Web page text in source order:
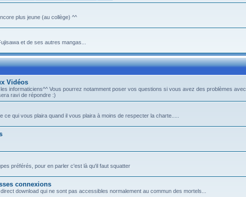
plus jeune (au collège) ^^
et de ses autres mangas...
Vidéos
informaticiens^^ Vous pourrez notamment poser vos questions si vous avez des problèmes avec
ravi de répondre :)
ce qui vous plaira quand il vous plaira à moins de respecter la charte.....
préférés, pour en parler c'est là qu'il faut squatter
connexions
download qui ne sont pas accessibles normalement au commun des mortels...